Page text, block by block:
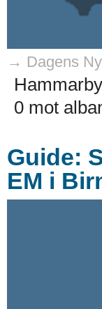
→ Dagens
0 mot
Guide:
EM i